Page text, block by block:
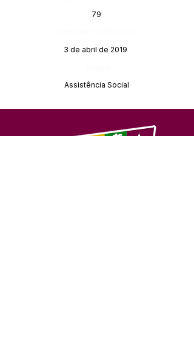
79
3 de abril de 2019
Assistência Social